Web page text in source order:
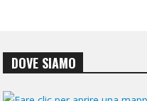
DOVE SIAMO